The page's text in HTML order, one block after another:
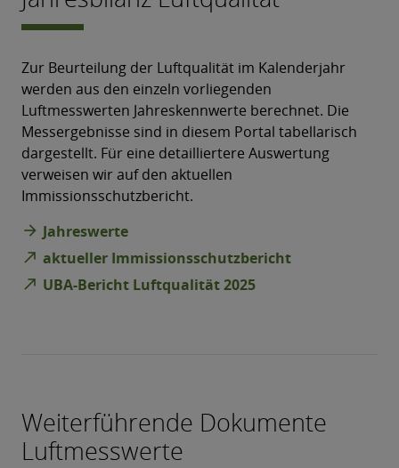
Zur Beurteilung der Luftqualität im Kalenderjahr
werden aus den einzeln vorliegenden
Luftmesswerten Jahreskennwerte berechnet. Die
Messergebnisse sind in diesem Portal tabellarisch
dargestellt. Für eine detailliertere Auswertung
verweisen wir auf den aktuellen
Immissionsschutzbericht.
arrow_forward Jahreswerte
north_east aktueller Immissionsschutzbericht
north_east UBA-Bericht Luftqualität 2025
Weiterführende Dokumente
Luftmesswerte